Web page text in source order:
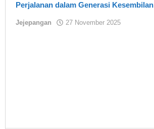
Perjalanan dalam Generasi Kesembilan
Jejepangan 27 November 2025